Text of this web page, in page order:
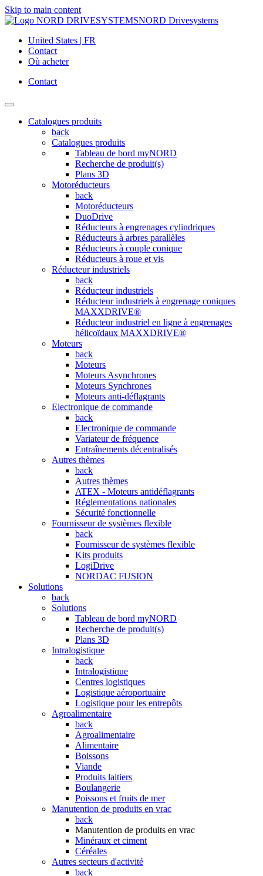
Skip to main content
NORD Drivesystems
United States | FR
Contact
Où acheter
Contact
Catalogues produits
back
Catalogues produits
Tableau de bord myNORD
Recherche de produit(s)
Plans 3D
Motoréducteurs
back
Motoréducteurs
DuoDrive
Réducteurs à engrenages cylindriques
Réducteurs à arbres parallèles
Réducteurs à couple conique
Réducteurs à roue et vis
Réducteur industriels
back
Réducteur industriels
Réducteur industriels à engrenage coniques
MAXXDRIVE®
Réducteur industriel en ligne à engrenages
hélicoïdaux MAXXDRIVE®
Moteurs
back
Moteurs
Moteurs Asynchrones
Moteurs Synchrones
Moteurs anti-déflagrants
Electronique de commande
back
Electronique de commande
Variateur de fréquence
Entraînements décentralisés
Autres thèmes
back
Autres thèmes
ATEX - Moteurs antidéflagrants
Réglementations nationales
Sécurité fonctionnelle
Fournisseur de systèmes flexible
back
Fournisseur de systèmes flexible
Kits produits
LogiDrive
NORDAC FUSION
Solutions
back
Solutions
Tableau de bord myNORD
Recherche de produit(s)
Plans 3D
Intralogistique
back
Intralogistique
Centres logistiques
Logistique aéroportuaire
Logistique pour les entrepôts
Agroalimentaire
back
Agroalimentaire
Alimentaire
Boissons
Viande
Produits laitiers
Boulangerie
Poissons et fruits de mer
Manutention de produits en vrac
back
Manutention de produits en vrac
Minéraux et ciment
Céréales
Autres secteurs d'activité
back